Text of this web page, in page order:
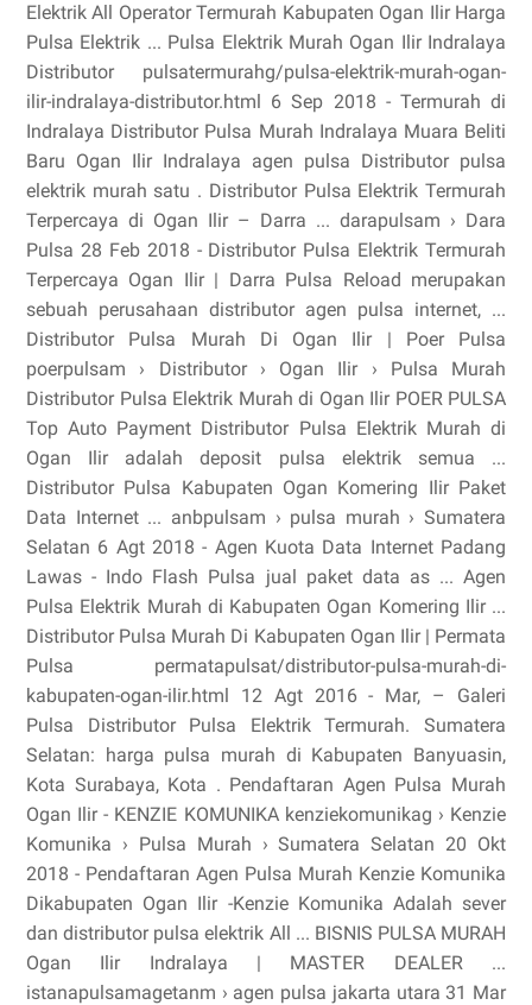
Elektrik All Operator Termurah Kabupaten Ogan Ilir Harga
Pulsa Elektrik ... Pulsa Elektrik Murah Ogan Ilir Indralaya
Distributor pulsatermurahg/pulsa-elektrik-murah-ogan-
ilir-indralaya-distributor.html 6 Sep 2018 - Termurah di
Indralaya Distributor Pulsa Murah Indralaya Muara Beliti
Baru Ogan Ilir Indralaya agen pulsa Distributor pulsa
elektrik murah satu . Distributor Pulsa Elektrik Termurah
Terpercaya di Ogan Ilir – Darra ... darapulsam › Dara
Pulsa 28 Feb 2018 - Distributor Pulsa Elektrik Termurah
Terpercaya Ogan Ilir | Darra Pulsa Reload merupakan
sebuah perusahaan distributor agen pulsa internet, ...
Distributor Pulsa Murah Di Ogan Ilir | Poer Pulsa
poerpulsam › Distributor › Ogan Ilir › Pulsa Murah
Distributor Pulsa Elektrik Murah di Ogan Ilir POER PULSA
Top Auto Payment Distributor Pulsa Elektrik Murah di
Ogan Ilir adalah deposit pulsa elektrik semua ...
Distributor Pulsa Kabupaten Ogan Komering Ilir Paket
Data Internet ... anbpulsam › pulsa murah › Sumatera
Selatan 6 Agt 2018 - Agen Kuota Data Internet Padang
Lawas - Indo Flash Pulsa jual paket data as ... Agen
Pulsa Elektrik Murah di Kabupaten Ogan Komering Ilir ...
Distributor Pulsa Murah Di Kabupaten Ogan Ilir | Permata
Pulsa permatapulsat/distributor-pulsa-murah-di-
kabupaten-ogan-ilir.html 12 Agt 2016 - Mar, – Galeri
Pulsa Distributor Pulsa Elektrik Termurah. Sumatera
Selatan: harga pulsa murah di Kabupaten Banyuasin,
Kota Surabaya, Kota . Pendaftaran Agen Pulsa Murah
Ogan Ilir - KENZIE KOMUNIKA kenziekomunikag › Kenzie
Komunika › Pulsa Murah › Sumatera Selatan 20 Okt
2018 - Pendaftaran Agen Pulsa Murah Kenzie Komunika
Dikabupaten Ogan Ilir -Kenzie Komunika Adalah sever
dan distributor pulsa elektrik All ... BISNIS PULSA MURAH
Ogan Ilir Indralaya | MASTER DEALER ...
istanapulsamagetanm › agen pulsa jakarta utara 31 Mar